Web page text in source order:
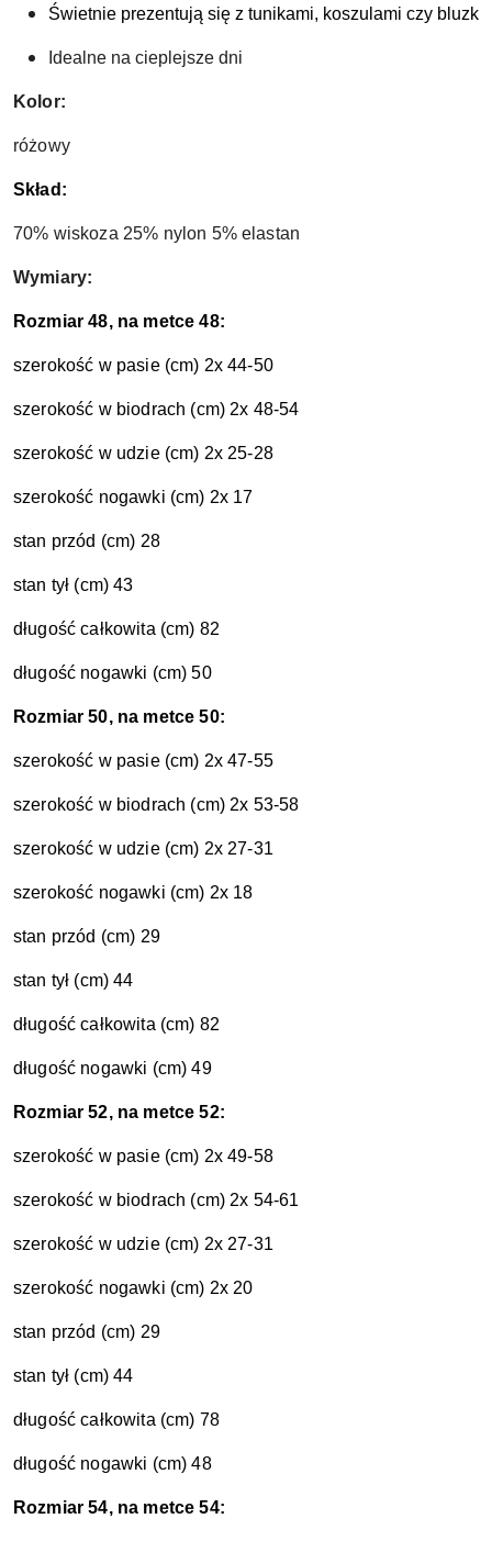
Świetnie prezentują się z tunikami, koszulami czy
Idealne na cieplejsze dni
Kolor:
różowy
Skład:
70% wiskoza 25% nylon 5% elastan
Wymiary:
Rozmiar 48, na metce 48:
szerokość w pasie (cm) 2x 44-50
szerokość w biodrach (cm) 2x 48-54
szerokość w udzie (cm) 2x 25-28
szerokość nogawki (cm) 2x 17
stan przód (cm) 28
stan tył (cm) 43
długość całkowita (cm) 82
długość nogawki (cm) 50
Rozmiar 50, na metce 50:
szerokość w pasie (cm) 2x 47-55
szerokość w biodrach (cm) 2x 53-58
szerokość w udzie (cm) 2x 27-31
szerokość nogawki (cm) 2x 18
stan przód (cm) 29
stan tył (cm) 44
długość całkowita (cm) 82
długość nogawki (cm) 49
Rozmiar 52, na metce 52:
szerokość w pasie (cm) 2x 49-58
szerokość w biodrach (cm) 2x 54-61
szerokość w udzie (cm) 2x 27-31
szerokość nogawki (cm) 2x 20
stan przód (cm) 29
stan tył (cm) 44
długość całkowita (cm) 78
długość nogawki (cm) 48
Rozmiar 54, na metce 54: